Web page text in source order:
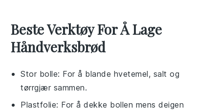
Beste Verktøy For Å Lage
Håndverksbrød
Stor bolle: For å blande hvetemel, salt og
tørrgjær sammen.
Plastfolie: For å dekke bollen mens deigen